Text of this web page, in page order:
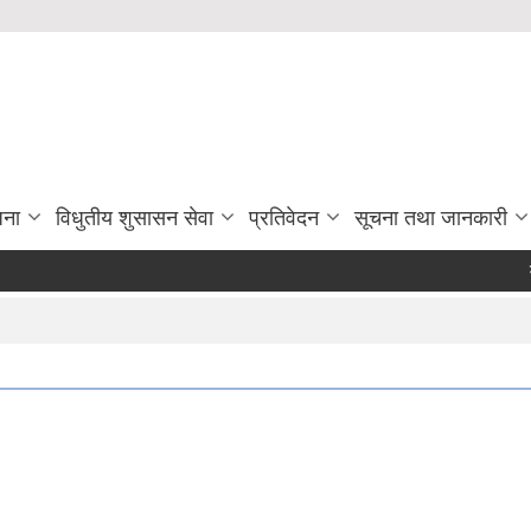
विधुतीय शुसासन सेवा प्रतिवेदन सूचना तथा जानकारी